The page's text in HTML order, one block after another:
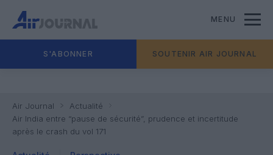
MENU
S'ABONNER SOUTENIR AIR JOURNAL
Air Journal
Actualité
Air India entre “pause de sécurité”, prudence et incertitude
après le crash du vol 171